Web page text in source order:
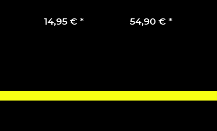
Bremsbelege vorn
14,95 € *
Motorkühlung
54,90 € *